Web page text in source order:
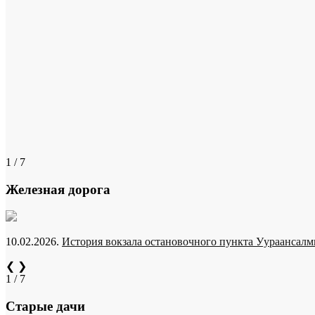
1 / 7
Железная дорога
10.02.2026. История вокзала остановочного пункта
❮ ❯
1 / 7
Старые дачи